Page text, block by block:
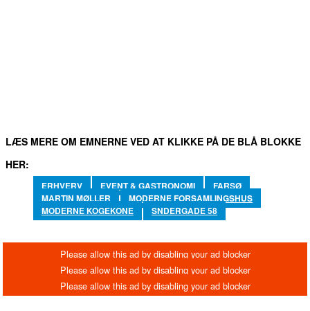
LÆS MERE OM EMNERNE VED AT KLIKKE PÅ DE BLÅ BLOKKE
HER:
ERHVERV EVENT & GASTRONOMI
FARSØ
MARTIN MØLLER
MODERNE FORSAMLINGSHUS
MODERNE KOGEKONE
SNDERGADE 58